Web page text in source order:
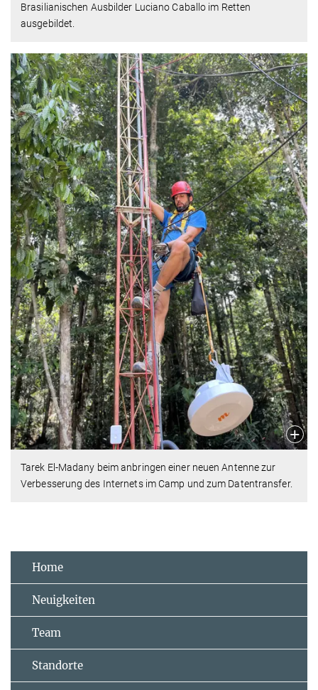
Brasilianischen Ausbilder Luciano Caballo im Retten
ausgebildet.
Tarek El-Madany beim anbringen einer neuen Antenne zur
Verbesserung des Internets im Camp und zum Datentransfer.
Home
Neuigkeiten
Team
Standorte